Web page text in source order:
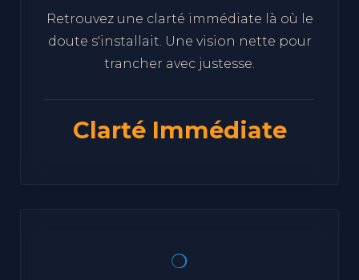
Décision Fulgurante
Retrouvez une clarté immédiate là où le
doute s'installait. Une vision nette pour
trancher avec justesse.